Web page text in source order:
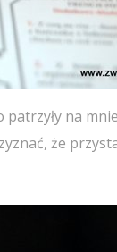
patrzyły na
że